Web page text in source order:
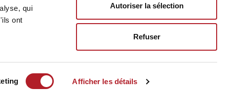
qui
ont
Afficher les détails
Autoriser la sélection
Refuser
Politique de confidentalité